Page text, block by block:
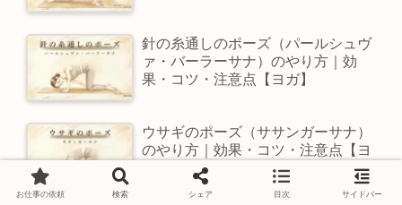
針の糸通しのポーズ（パールシュヴ
ァ・バーラーサナ）のやり方｜効
果・コツ・注意点【ヨガ】
ウサギのポーズ（ササンガーサナ）
のやり方｜効果・コツ・注意点【ヨ
お仕事の依頼 検索 シェア 目次 サイドバー